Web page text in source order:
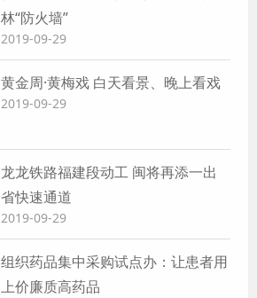
林“防火墙”
2019-09-29
黄金周·黄梅戏 白天看景、晚上看戏
2019-09-29
龙龙铁路福建段动工 闽将再添一出
省快速通道
2019-09-29
组织药品集中采购试点办：让患者用
上价廉质高药品